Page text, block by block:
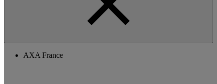
AXA France